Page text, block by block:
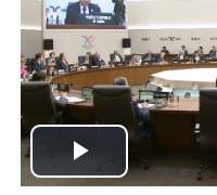
Play